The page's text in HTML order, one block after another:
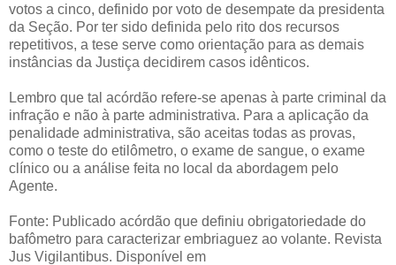
votos a cinco, definido por voto de desempate da presidenta
da Seção. Por ter sido definida pelo rito dos recursos
repetitivos, a tese serve como orientação para as demais
instâncias da Justiça decidirem casos idênticos.
Lembro que tal acórdão refere-se apenas à parte criminal da
infração e não à parte administrativa. Para a aplicação da
penalidade administrativa, são aceitas todas as provas,
como o teste do etilômetro, o exame de sangue, o exame
clínico ou a análise feita no local da abordagem pelo
Agente.
Fonte: Publicado acórdão que definiu obrigatoriedade do
bafômetro para caracterizar embriaguez ao volante. Revista
Jus Vigilantibus. Disponível em